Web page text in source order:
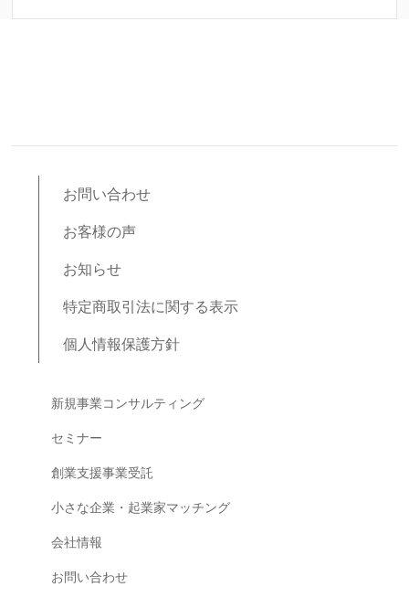
お問い合わせ
お客様の声
お知らせ
特定商取引法に関する表示
個人情報保護方針
新規事業コンサルティング
セミナー
創業支援事業受託
小さな企業・起業家マッチング
会社情報
お問い合わせ